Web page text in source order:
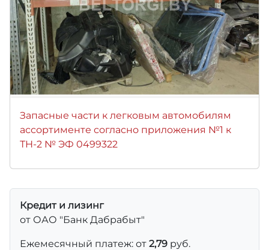
Запасные части к легковым автомобилям
ассортименте согласно приложения №1 к
ТН-2 № ЭФ 0499322
Кредит и лизинг
от ОАО "Банк Дабрабыт"
Ежемесячный платеж: от 2,79 руб.